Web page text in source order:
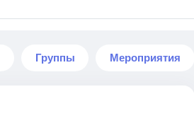
Группы Мероприятия